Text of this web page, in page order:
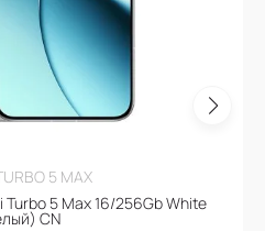
5 MAX
5 Max 16/256Gb White
CN